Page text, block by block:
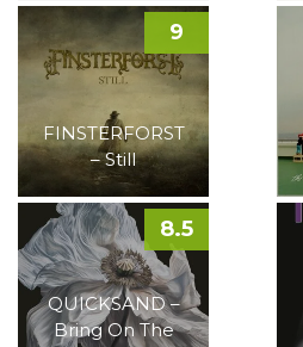
FINSTERFORST
– Still
9
QUICKSAND –
Bring On The
8.5